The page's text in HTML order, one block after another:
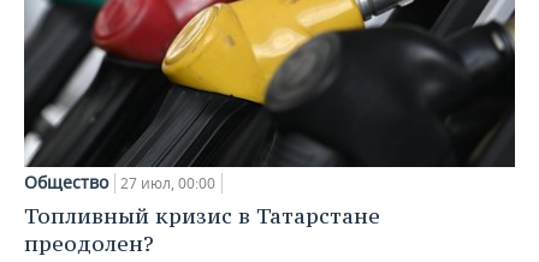
Общество 27 июл, 00:00
Топливный кризис в Татарстане
преодолен?